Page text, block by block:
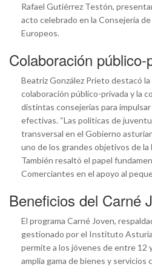
Rafael Gutiérrez Testón,
acto celebrado en la Consejería
Europeos.
Colaboración público-
Beatriz González Prieto destacó
colaboración público-privada y la
distintas consejerías para
efectivas. “Las políticas de
transversal en el Gobierno
uno de los grandes objetivos de la
También resaltó el papel
Comerciantes en el apoyo al
Beneficios del Carné
El programa Carné Joven,
gestionado por el Instituto
permite a los jóvenes de entre 12
amplia gama de bienes y